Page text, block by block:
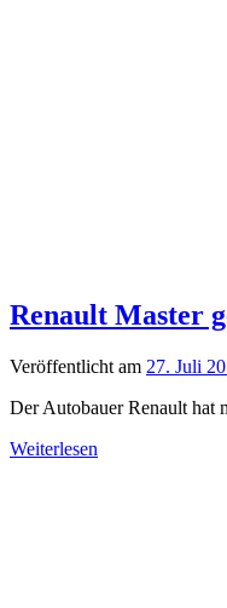
Renault Master
Veröffentlicht am 27. Juli
Der Autobauer Renault hat
Weiterlesen